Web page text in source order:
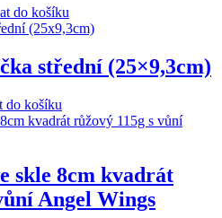
do košíku
střední (25×9,3cm)
do košíku
skle 8cm kvadrát
Angel Wings